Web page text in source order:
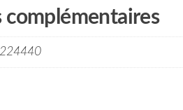
complémentaires